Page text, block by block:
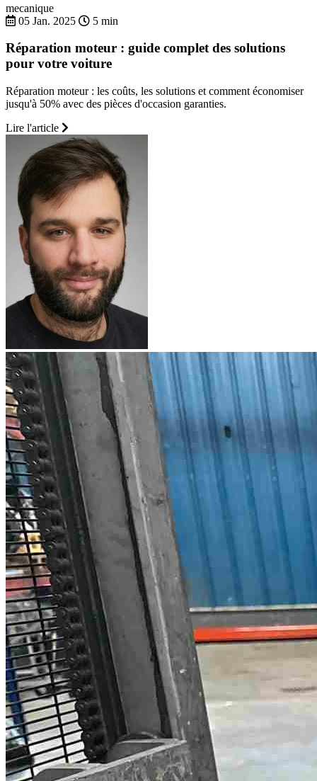
mecanique
05 Jan. 2025
5 min
Réparation moteur : guide complet des solutions
pour votre voiture
Réparation moteur : les coûts, les solutions et comment économiser
jusqu'à 50% avec des pièces d'occasion garanties.
Lire l'article